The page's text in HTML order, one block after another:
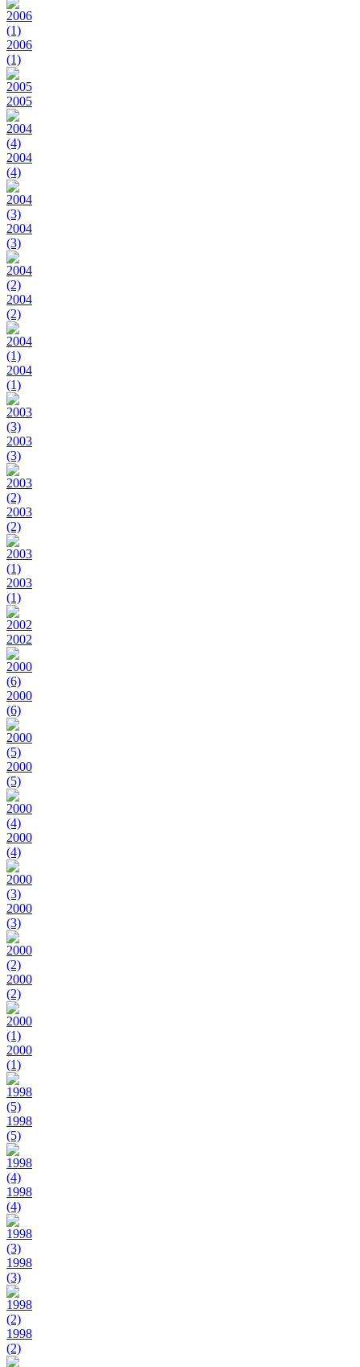
2006
(1)
2005
2004
(4)
2004
(3)
2004
(2)
2004
(1)
2003
(3)
2003
(2)
2003
(1)
2002
2000
(6)
2000
(5)
2000
(4)
2000
(3)
2000
(2)
2000
(1)
1998
(5)
1998
(4)
1998
(3)
1998
(2)